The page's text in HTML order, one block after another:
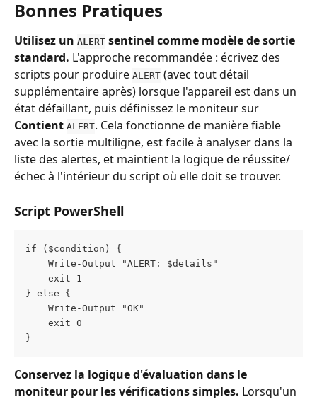
Bonnes Pratiques
Utilisez un ALERT sentinel comme modèle de sortie
standard. L'approche recommandée : écrivez des
scripts pour produire ALERT (avec tout détail
supplémentaire après) lorsque l'appareil est dans un
état défaillant, puis définissez le moniteur sur
Contient ALERT. Cela fonctionne de manière fiable
avec la sortie multiligne, est facile à analyser dans la
liste des alertes, et maintient la logique de réussite/
échec à l'intérieur du script où elle doit se trouver.
Script PowerShell
if ($condition) {
    Write-Output "ALERT: $details"
    exit 1
} else {
    Write-Output "OK"
    exit 0
}
Conservez la logique d'évaluation dans le
moniteur pour les vérifications simples. Lorsqu'un